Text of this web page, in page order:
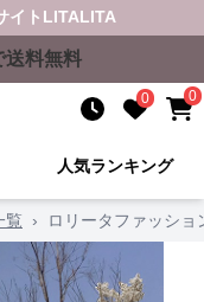
イト LITALITA
送料無料
0 0
人気ランキング
覧 › ロリータファッシ